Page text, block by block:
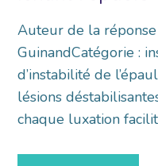
Auteur de la
GuinandCatégorie :
d’instabilité de
lésions
chaque luxation